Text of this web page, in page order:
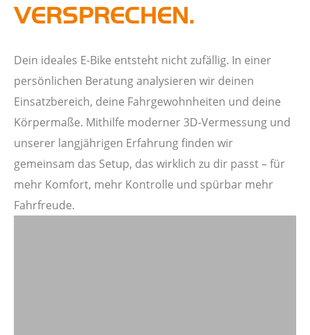
VERSPRECHEN.
Dein ideales E-Bike entsteht nicht zufällig. In einer
persönlichen Beratung analysieren wir deinen
Einsatzbereich, deine Fahrgewohnheiten und deine
Körpermaße. Mithilfe moderner 3D-Vermessung und
unserer langjährigen Erfahrung finden wir
gemeinsam das Setup, das wirklich zu dir passt – für
mehr Komfort, mehr Kontrolle und spürbar mehr
Fahrfreude.